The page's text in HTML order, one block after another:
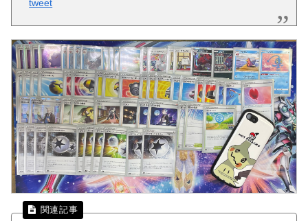
tweet